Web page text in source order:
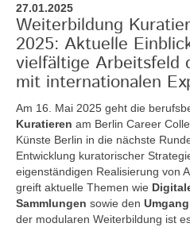
27.01.2025
Weiterbildung
2025: Aktuelle
vielfältige Arbeitsfeld
mit internationalen
Am 16. Mai 2025 geht die
Kuratieren am Berlin Career
Künste Berlin in die nächste
Entwicklung kuratorischer
eigenständigen Realisierung von
greift aktuelle Themen wie
Sammlungen sowie den
der modularen Weiterbildung ist